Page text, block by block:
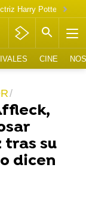
Harry Potter
CINE
tras su
dicen